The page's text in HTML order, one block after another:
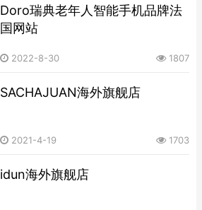
Doro瑞典老年人智能手机品牌法
国网站
2022-8-30 1807
SACHAJUAN海外旗舰店
2021-4-19 1703
idun海外旗舰店